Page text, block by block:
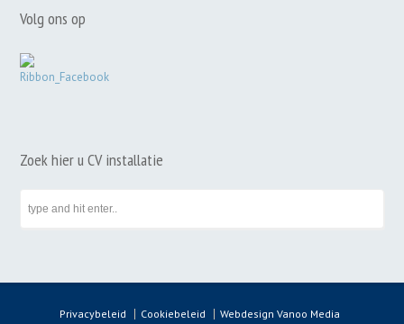
Volg ons op
Zoek hier u CV installatie
Privacybeleid Cookiebeleid Webdesign Vanoo Media